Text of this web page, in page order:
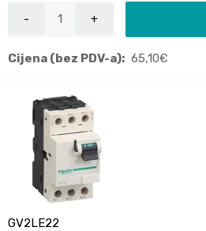
Cijena (bez PDV-a): 65,10€
GV2LE22